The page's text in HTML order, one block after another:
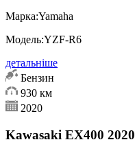
Марка:Yamaha
Модель:YZF-R6
детальніше
Бензин
930 км
2020
Kawasaki EX400 2020